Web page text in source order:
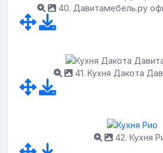
40. Давитамебель.ру
41. Кухня Дакота
42. Кухня